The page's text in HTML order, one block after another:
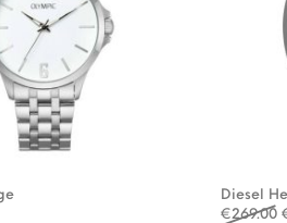
Diesel
€269.00